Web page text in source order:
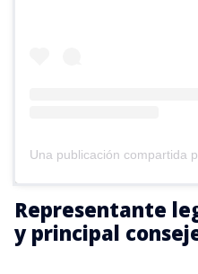
Representante
y principal